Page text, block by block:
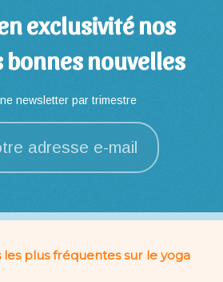
exclusivité nos
nouvelles
newsletter par trimestre
adresse e-mail
les plus fréquentes sur le yoga